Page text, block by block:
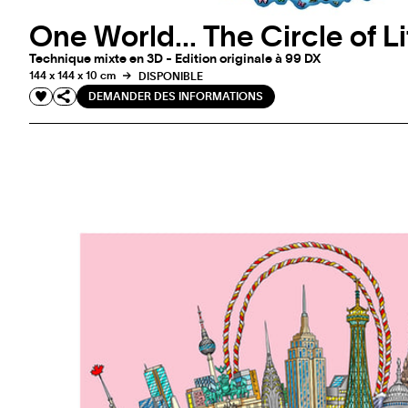
One World... The Circle of
Technique mixte en 3D - Edition originale à 99 DX
144 x 144 x 10 cm
DISPONIBLE
DEMANDER DES INFORMATIONS